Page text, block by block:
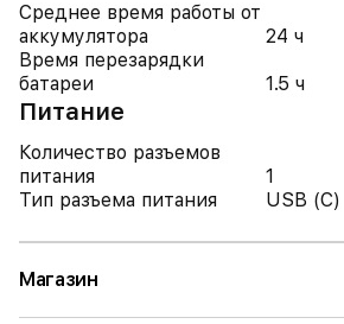
Среднее время работы от
аккумулятора
24 ч
Время перезарядки
батареи
1.5 ч
Питание
Количество разъемов
питания
1
Тип разъема питания
USB (C)
Магазин